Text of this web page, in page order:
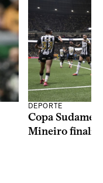
DEPORTE
Copa
Mineiro